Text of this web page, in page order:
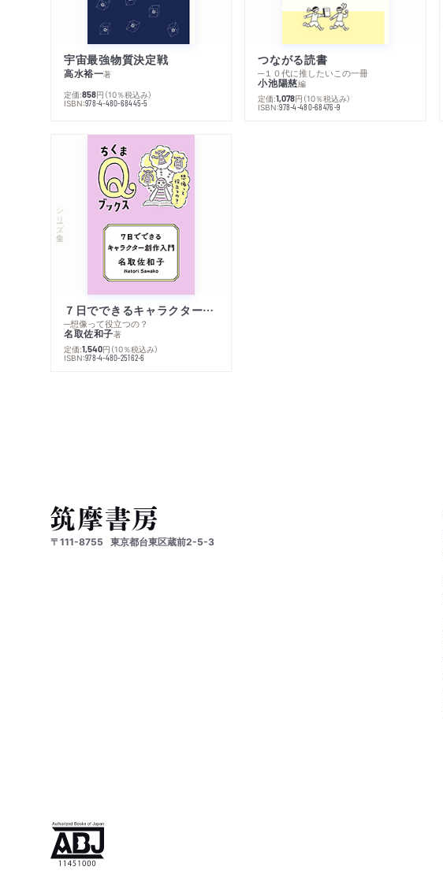
宇宙最強物質決定戦
高水裕一著
定価:858円 （10％税込み）
ISBN:978-4-480-68445-5
つながる読書
─１０代に推したいこの一冊
小池陽慈編
定価:1,078円 （10％税込み）
ISBN:978-4-480-68476-9
シリーズ・全集
７日でできるキャラクター創作入門
─想像って役立つの？
名取佐和子著
定価:1,540円 （10％税込み）
ISBN:978-4-480-25162-6
〒111-8755 東京都台東区蔵前2-5-3